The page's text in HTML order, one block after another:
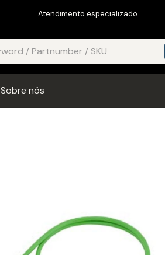
Atendimento especializado
Sobre nós